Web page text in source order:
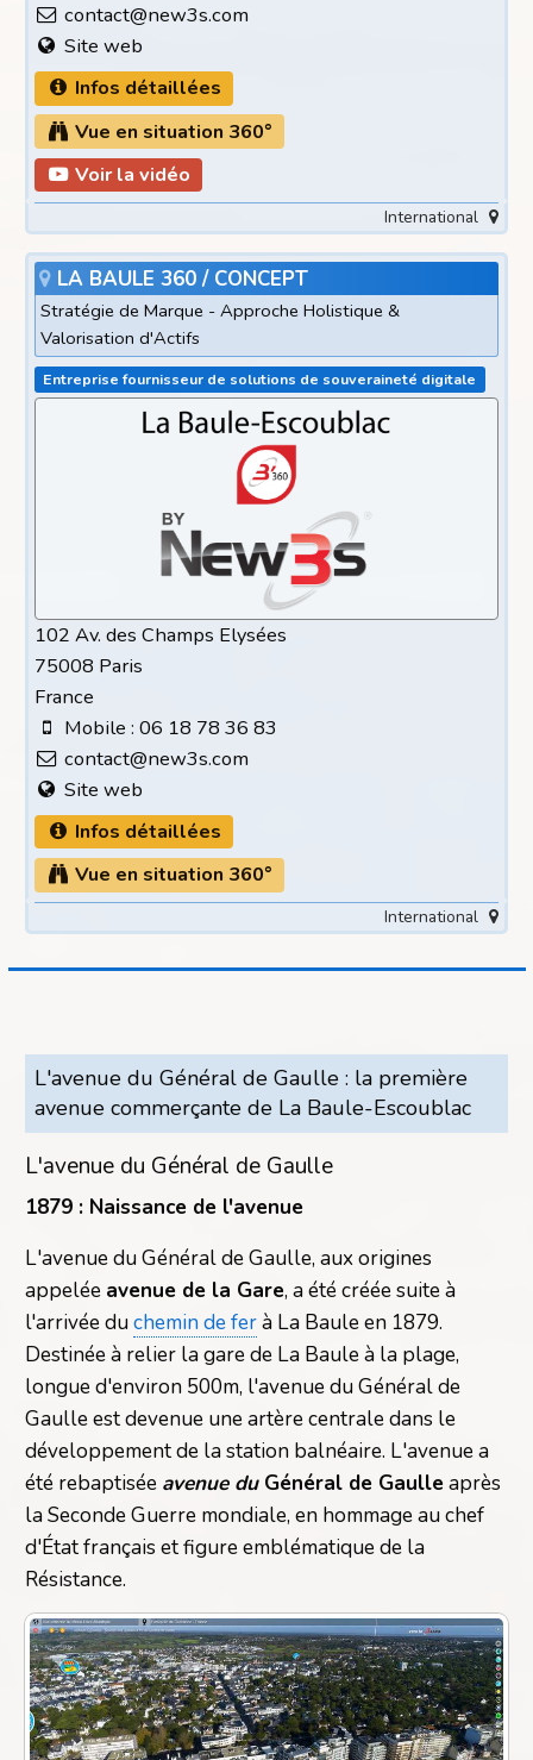
contact@new3s.com
Site web
Infos détaillées
Vue en situation 360°
Voir la vidéo
International
LA BAULE 360 / CONCEPT
Stratégie de Marque - Approche Holistique &
Valorisation d'Actifs
Entreprise fournisseur de solutions de souveraineté digitale
102 Av. des Champs Elysées
75008 Paris
France
Mobile : 06 18 78 36 83
contact@new3s.com
Site web
Infos détaillées
Vue en situation 360°
International
L'avenue du Général de Gaulle : la première
avenue commerçante de La Baule-Escoublac
L'avenue du Général de Gaulle
1879 : Naissance de l'avenue
L'avenue du Général de Gaulle, aux origines
appelée avenue de la Gare, a été créée suite à
l'arrivée duchemin de ferà La Baule en 1879.
Destinée à relier la gare de La Baule à la plage,
longue d'environ 500m, l'avenue du Général de
Gaulle est devenue une artère centrale dans le
développement de la station balnéaire. L'avenue a
été rebaptisée avenue du Général de Gaulle après
la Seconde Guerre mondiale, en hommage au chef
d'État français et figure emblématique de la
Résistance.